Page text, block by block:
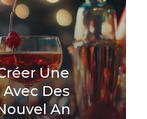
Une
Des
An